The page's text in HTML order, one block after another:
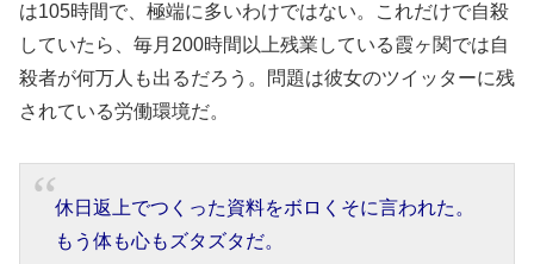
は105時間で、極端に多いわけではない。これだけで自殺
していたら、毎月200時間以上残業している霞ヶ関では自
殺者が何万人も出るだろう。問題は彼女のツイッターに残
されている労働環境だ。
休日返上でつくった資料をボロくそに言われた。
もう体も心もズタズタだ。